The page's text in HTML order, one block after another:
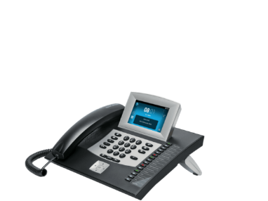
Büroausstattung
Stöbern Sie in unserem aktuell
verfügbaren Produktsortiment